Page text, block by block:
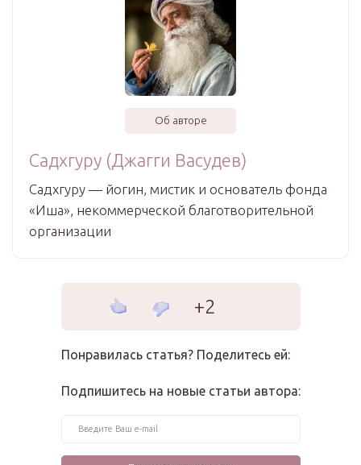
Об авторе
Садхгуру (Джагги Васудев)
Садхгуру — йогин, мистик и основатель фонда
«Иша», некоммерческой благотворительной
организации
+2
Понравилась статья? Поделитесь ей:
Подпишитесь на новые статьи автора: